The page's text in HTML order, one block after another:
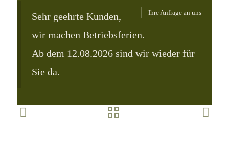
Ihre Anfrage an uns
Sehr geehrte Kunden,
wir machen Betriebsferien.
Ab dem 12.08.2026 sind wir wieder für
Sie da.